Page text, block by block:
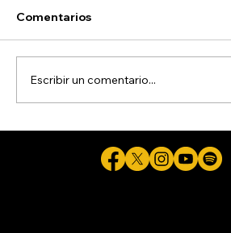
trabajadoras de Estancias
Comentarios
Escribir un comentario...